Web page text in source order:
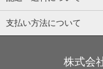
支払い方法について
株式会